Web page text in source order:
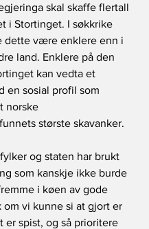
skal skaffe flertall
i Stortinget. I søkkrike
dette være enklere enn i
land. Enklere på den
kan vedta et
en sosial profil som
norske
største skavanker.
og staten har brukt
som kanskje ikke burde
i køen av gode
om vi kunne si at gjort er
er spist, og så prioritere